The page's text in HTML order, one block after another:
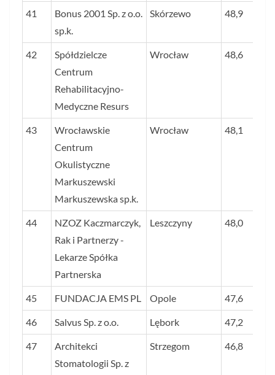
41
Bonus 2001 Sp. z o.o.
sp.k.
Skórzewo 48,9
42
Spółdzielcze
Centrum
Rehabilitacyjno-
Medyczne Resurs
Wrocław 48,6
43
Wrocławskie
Centrum
Okulistyczne
Markuszewski
Markuszewska sp.k.
Wrocław 48,1
44
NZOZ Kaczmarczyk,
Rak i Partnerzy -
Lekarze Spółka
Partnerska
Leszczyny 48,0
45 FUNDACJA EMS PL Opole 47,6
46 Salvus Sp. z o.o. Lębork 47,2
47
Architekci
Stomatologii Sp. z
Strzegom 46,8